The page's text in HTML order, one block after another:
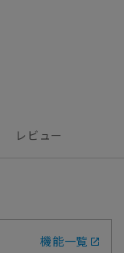
レビュー
機能一覧